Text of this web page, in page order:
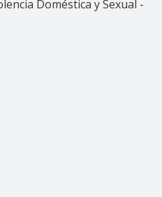
Doméstica y Sexual -